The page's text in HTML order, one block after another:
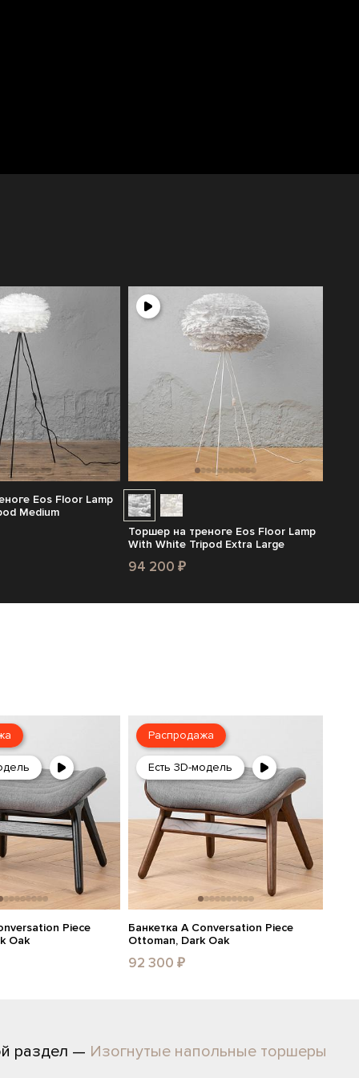
Eos Floor Lamp
Medium
Торшер на треноге Eos Floor Lamp
With White Tripod Extra Large
94 200 ₽
Piece
Oak
Распродажа
Есть 3D-модель
Банкетка A Conversation Piece
Ottoman, Dark Oak
92 300 ₽
раздел — Изогнутые напольные торшеры